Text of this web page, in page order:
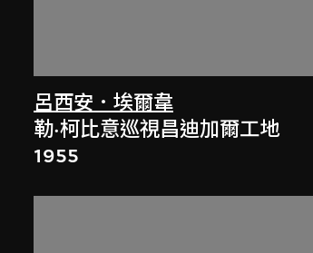
呂西安．埃爾韋
勒·柯比意巡視昌迪加爾工地
1955